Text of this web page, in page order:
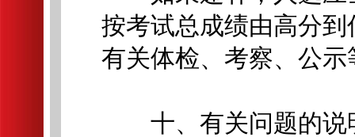
按考试总成绩由高分
有关体检、考察、公
十、有关问题的说